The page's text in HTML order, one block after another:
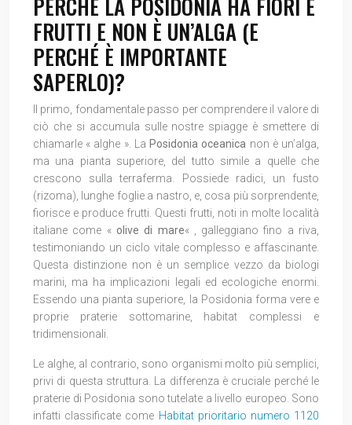
PERCHÉ LA POSIDONIA HA FIORI E
FRUTTI E NON È UN’ALGA (E
PERCHÉ È IMPORTANTE
SAPERLO)?
Il primo, fondamentale passo per comprendere il valore di
ciò che si accumula sulle nostre spiagge è smettere di
chiamarle « alghe ». La Posidonia oceanica non è un’alga,
ma una pianta superiore, del tutto simile a quelle che
crescono sulla terraferma. Possiede radici, un fusto
(rizoma), lunghe foglie a nastro, e, cosa più sorprendente,
fiorisce e produce frutti. Questi frutti, noti in molte località
italiane come « olive di mare« , galleggiano fino a riva,
testimoniando un ciclo vitale complesso e affascinante.
Questa distinzione non è un semplice vezzo da biologi
marini, ma ha implicazioni legali ed ecologiche enormi.
Essendo una pianta superiore, la Posidonia forma vere e
proprie praterie sottomarine, habitat complessi e
tridimensionali.
Le alghe, al contrario, sono organismi molto più semplici,
privi di questa struttura. La differenza è cruciale perché le
praterie di Posidonia sono tutelate a livello europeo. Sono
infatti classificate come Habitat prioritario numero 1120